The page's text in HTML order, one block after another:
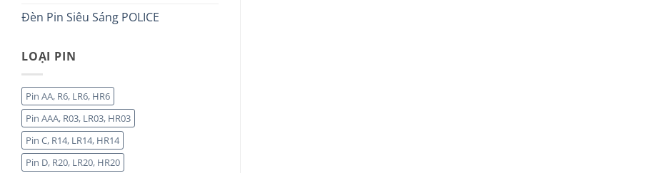
Đèn Pin Siêu Sáng POLICE
LOẠI PIN
Pin AA, R6, LR6, HR6
Pin AAA, R03, LR03, HR03
Pin C, R14, LR14, HR14
Pin D, R20, LR20, HR20